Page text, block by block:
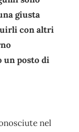
giusta
con altri
un posto di
nel